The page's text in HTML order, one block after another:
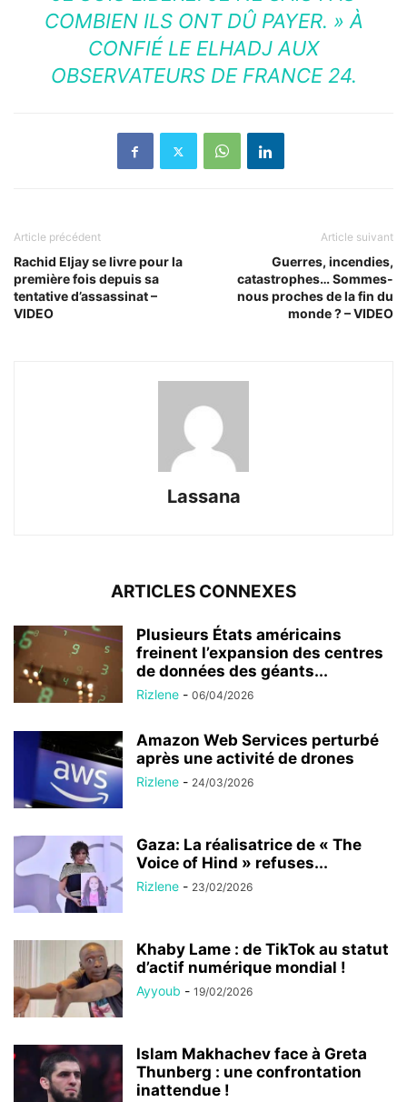
COMBIEN ILS ONT DÛ PAYER. » À
CONFIÉ LE ELHADJ AUX
OBSERVATEURS DE FRANCE 24.
Article précédent
Rachid Eljay se livre pour la
première fois depuis sa
tentative d’assassinat –
VIDEO
Article suivant
Guerres, incendies,
catastrophes… Sommes-
nous proches de la fin du
monde ? – VIDEO
Lassana
ARTICLES CONNEXES
Plusieurs États américains
freinent l’expansion des centres
de données des géants...
Rizlene - 06/04/2026
Amazon Web Services perturbé
après une activité de drones
Rizlene - 24/03/2026
Gaza: La réalisatrice de « The
Voice of Hind » refuses...
Rizlene - 23/02/2026
Khaby Lame : de TikTok au statut
d’actif numérique mondial !
Ayyoub - 19/02/2026
Islam Makhachev face à Greta
Thunberg : une confrontation
inattendue !